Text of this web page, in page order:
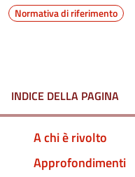
Normativa di riferimento
INDICE DELLA PAGINA
A chi è rivolto
Approfondimenti